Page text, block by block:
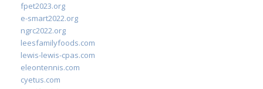
fpet2023.org
e-smart2022.org
ngrc2022.org
leesfamilyfoods.com
lewis-lewis-cpas.com
eleontennis.com
cyetus.com